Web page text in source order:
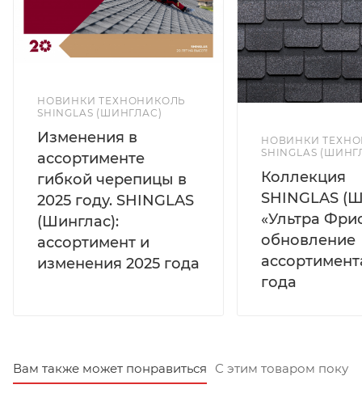
НОВИНКИ ТЕХНОНИКОЛЬ
SHINGLAS (ШИНГЛАС)
Изменения в
ассортименте
гибкой черепицы в
2025 году. SHINGLAS
(Шинглас):
ассортимент и
изменения 2025 года
НОВИНКИ
SHINGLAS
Коллекция
SHINGLAS
«Ультра
обновление
года
Вам также может понравиться С этим товаром